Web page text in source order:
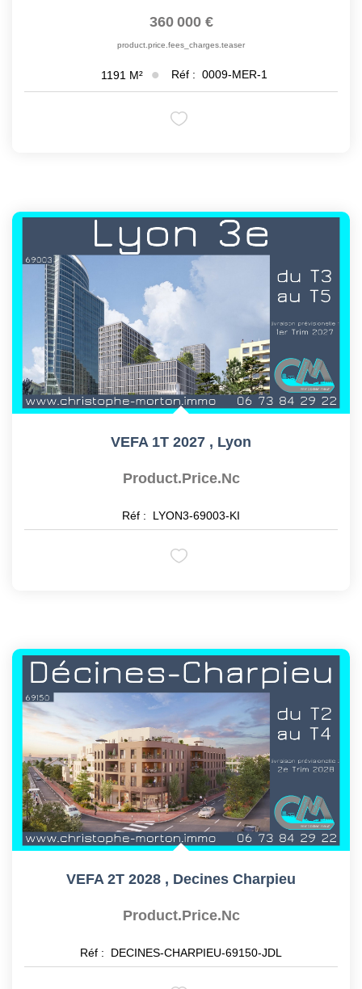
360 000 €
product.price.fees_charges.teaser
1191 M² Réf : 0009-MER-1
VEFA 1T 2027 , Lyon
Product.price.nc
Réf : LYON3-69003-KI
VEFA 2T 2028 , Decines Charpieu
Product.price.nc
Réf : DECINES-CHARPIEU-69150-JDL